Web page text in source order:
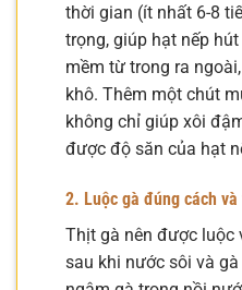
thời gian (ít nhất 6-8
trọng, giúp hạt nếp
mềm từ trong ra
khô. Thêm một chút
không chỉ giúp xôi
được độ săn của hạt
2. Luộc gà đúng cách
Thịt gà nên được luộc
sau khi nước sôi và